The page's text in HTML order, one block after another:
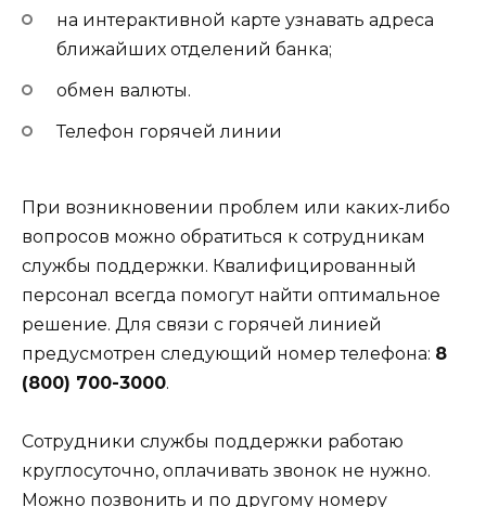
на интерактивной карте узнавать адреса
ближайших отделений банка;
обмен валюты.
Телефон горячей линии
При возникновении проблем или каких-либо
вопросов можно обратиться к сотрудникам
службы поддержки. Квалифицированный
персонал всегда помогут найти оптимальное
решение. Для связи с горячей линией
предусмотрен следующий номер телефона: 8
(800) 700-3000.
Сотрудники службы поддержки работаю
круглосуточно, оплачивать звонок не нужно.
Можно позвонить и по другому номеру